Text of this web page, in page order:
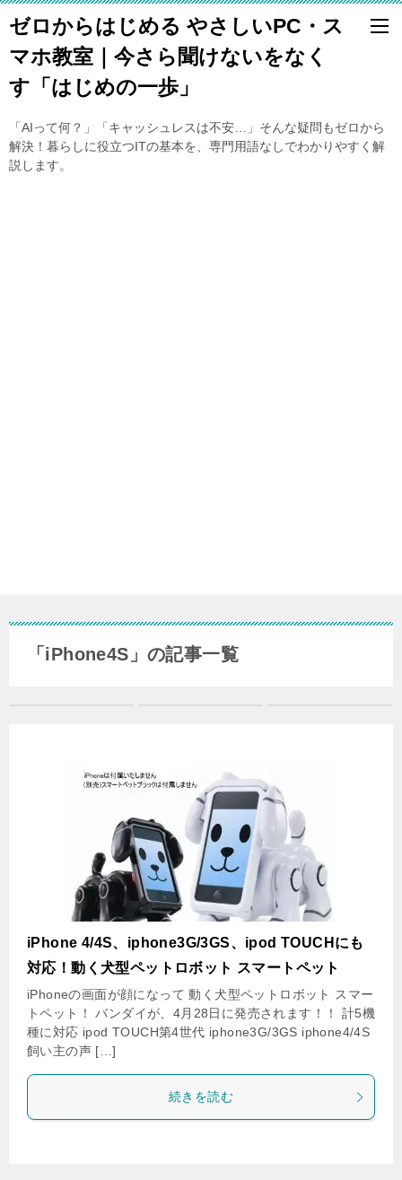
ゼロからはじめる やさしいPC・ス
マホ教室｜今さら聞けないをなく
す「はじめの一歩」
「AIって何？」「キャッシュレスは不安…」そんな疑問もゼロから
解決！暮らしに役立つITの基本を、専門用語なしでわかりやすく解
説します。
「iPhone4S」の記事一覧
iPhone 4/4S、iphone3G/3GS、ipod TOUCHにも
対応！動く犬型ペットロボット スマートペット
iPhoneの画面が顔になって 動く犬型ペットロボット スマー
トペット！ バンダイが、4月28日に発売されます！！ 計5機
種に対応 ipod TOUCH第4世代 iphone3G/3GS iphone4/4S
飼い主の声 […]
続きを読む